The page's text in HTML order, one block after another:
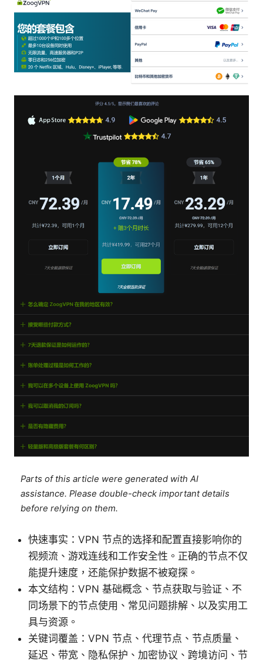
Parts of this article were generated with AI
assistance. Please double-check important details
before relying on them.
快速事实：VPN 节点的选择和配置直接影响你的
视频流、游戏连线和工作安全性。正确的节点不仅
能提升速度，还能保护数据不被窥探。
本文结构：VPN 基础概念、节点获取与验证、不
同场景下的节点使用、常见问题排解、以及实用工
具与资源。
关键词覆盖：VPN 节点、代理节点、节点质量、
延迟、带宽、隐私保护、加密协议、跨境访问、节